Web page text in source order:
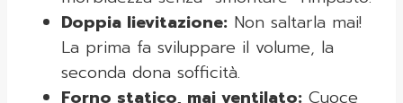
Doppia lievitazione: Non saltarla mai!
La prima fa sviluppare il volume, la
seconda dona sofficità.
Forno statico, mai ventilato: Cuoce